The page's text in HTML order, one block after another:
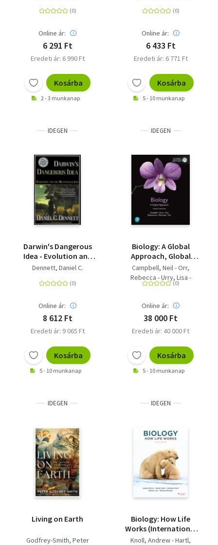
Kalender
Egyéb idegen nyelvű
Online ár:
6 291 Ft
Eredeti ár: 6 990 Ft
Kosárba
2 - 3 munkanap
Online ár:
6 433 Ft
Eredeti ár: 6 771 Ft
Kosárba
5 - 10 munkanap
IDEGEN
Darwin's Dangerous
Idea - Evolution and
the Meanings of Life
Dennett, Daniel C.
Online ár:
8 612 Ft
Eredeti ár: 9 065 Ft
Kosárba
5 - 10 munkanap
IDEGEN
Biology: A Global
Approach, Global
Edition
Campbell, Neil - Orr,
Rebecca - Urry, Lisa -
Minorsky, Peter - Cain,
Wasserman, Steven
Online ár:
38 000 Ft
Eredeti ár: 40 000 Ft
Kosárba
5 - 10 munkanap
IDEGEN
Living on Earth
Godfrey-Smith, Peter
IDEGEN
Biology: How Life
Works (International
Edition)
Knoll, Andrew - Hartl,